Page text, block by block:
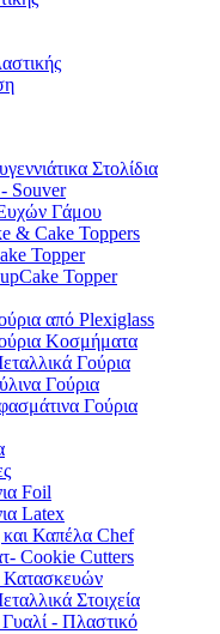
Στολίδια
- Souver
Ευχών Γάμου
& Cake Toppers
Topper
Topper
από Plexiglass
Κοσμήματα
Γούρια
Γούρια
Γούρια
Foil
Latex
και Καπέλα Chef
Cookie Cutters
Κατασκευών
Στοιχεία
- Πλαστικό